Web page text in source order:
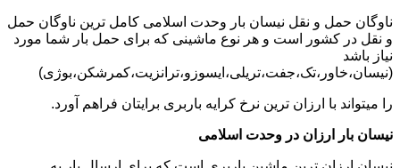
ناوگان حمل و نقل نیسان بار وحدت اسلامی کامل ترین ناوگان حمل
و نقل در کشور است و هر نوع ماشینی که برای حمل بار شما مورد
نیاز باشد
(نیسان،خاور،تک،جفت،تریلی،ایسوزو،ترانزیت،کمرشکن،بوژی)
را میتواند با ارزان ترین نرخ کرایه باربری برایتان فراهم آورد.
نیسان بار ارزان در وحدت اسلامی